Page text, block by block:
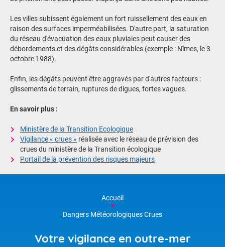
Les villes subissent également un fort ruissellement des eaux en
raison des surfaces imperméabilisées. D'autre part, la saturation
du réseau d'évacuation des eaux pluviales peut causer des
débordements et des dégâts considérables (exemple : Nîmes, le 3
octobre 1988).
Enfin, les dégâts peuvent être aggravés par d'autres facteurs :
glissements de terrain, ruptures de digues, fortes vagues.
En savoir plus :
Ministère de la Transition Ecologique
Vigilance « crues » réalisée avec le réseau de prévision des
crues du ministère de la Transition écologique
Portail de la prévention des risques majeurs
Accueil
Dangers Météorologiques Crues
Votre vigilance en outre-mer